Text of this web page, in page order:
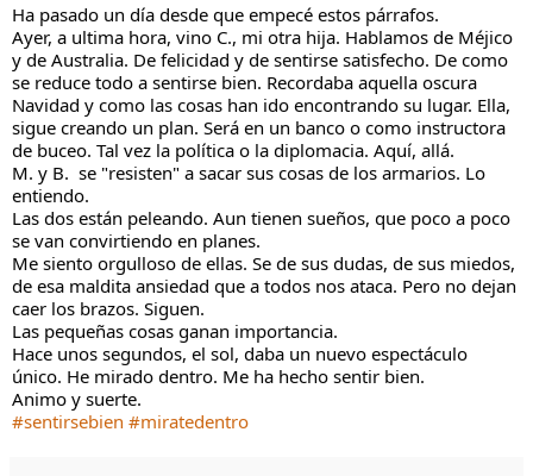
Ha pasado un día desde que empecé estos párrafos.
Ayer, a ultima hora, vino C., mi otra hija. Hablamos de Méjico
y de Australia. De felicidad y de sentirse satisfecho. De como
se reduce todo a sentirse bien. Recordaba aquella oscura
Navidad y como las cosas han ido encontrando su lugar. Ella,
sigue creando un plan. Será en un banco o como instructora
de buceo. Tal vez la política o la diplomacia. Aquí, allá.
M. y B.  se "resisten" a sacar sus cosas de los armarios. Lo
entiendo.
Las dos están peleando. Aun tienen sueños, que poco a poco
se van convirtiendo en planes.
Me siento orgulloso de ellas. Se de sus dudas, de sus miedos,
de esa maldita ansiedad que a todos nos ataca. Pero no dejan
caer los brazos. Siguen.
Las pequeñas cosas ganan importancia.
Hace unos segundos, el sol, daba un nuevo espectáculo
único. He mirado dentro. Me ha hecho sentir bien.
Animo y suerte.
#sentirsebien #miratedentro